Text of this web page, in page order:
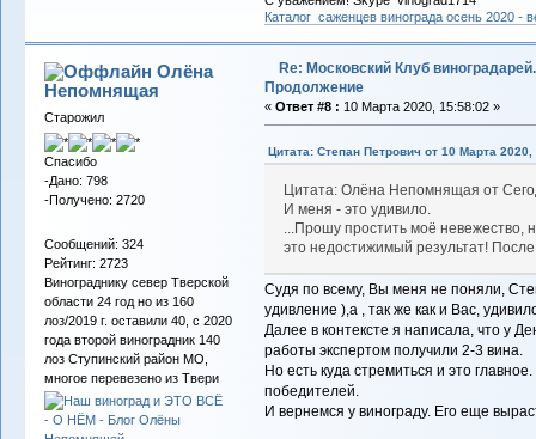
Каталог саженцев винограда осень 2020 -
Олёна
Непомнящая
Старожил
Спасибо
-Дано: 798
-Получено: 2720
Сообщений: 324
Рейтинг: 2723
Винограднику север Тверской
области 24 год но из 160
лоз/2019 г. оставили 40, с 2020
года второй виноградник 140
лоз Ступинский район МО,
многое перевезено из Твери
Re: Московский Клуб виноградарей.
Продолжение
« Ответ #8 : 10 Марта 2020, 15:58:02 »
Цитата: Степан Петрович от 10 Марта 2020,
Цитата: Олёна Непомнящая от
И меня - это удивило.
...Прошу простить моё невежество,
это недостижимый результат!
Судя по всему, Вы меня не поняли,
удивление ),а , так же как и Вас,
Далее в контексте я написала, что у
работы экспертом получили 2-3 вина.
Но есть куда стремиться и это
победителей.
И вернемся у винограду. Его еще